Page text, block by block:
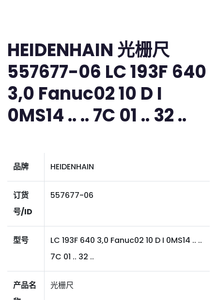
HEIDENHAIN 光栅尺
557677-06 LC 193F 640
3,0 Fanuc02 10 D I
0MS14 .. .. 7C 01 .. 32 ..
品牌 HEIDENHAIN
订货
号/ID
557677-06
型号
LC 193F 640 3,0 Fanuc02 10 D I 0MS14 .. ..
7C 01 .. 32 ..
产品名
光栅尺